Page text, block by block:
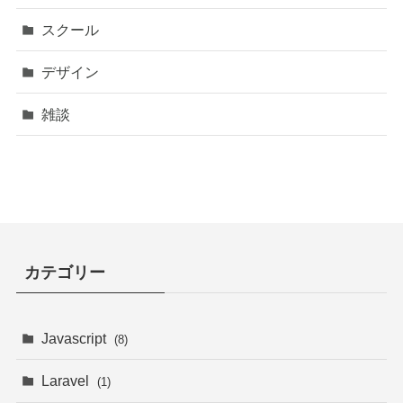
スクール
デザイン
雑談
カテゴリー
Javascript (8)
Laravel (1)